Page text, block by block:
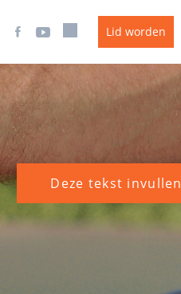
Lid worden
Deze tekst invullen